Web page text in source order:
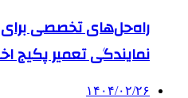
راه‌حل‌های تخصصی برای
نمایندگی تعمیر پکیج
۱۴۰۴/۰۲/۲۶